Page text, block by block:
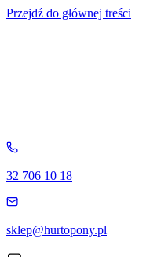
Przejdź do głównej treści
32 706 10 18
sklep@hurtopony.pl